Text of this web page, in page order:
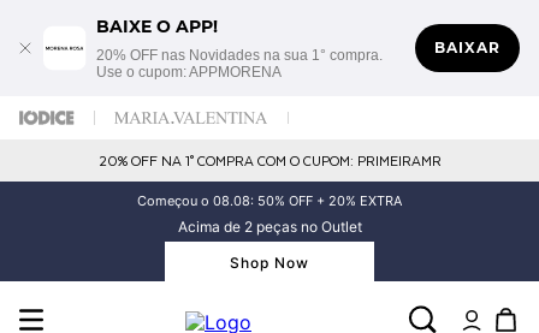
BAIXE O APP!
20% OFF nas Novidades na sua 1° compra.
Use o cupom: APPMORENA
BAIXAR
20% OFF NA 1° COMPRA COM O CUPOM: PRIMEIRAMR
Começou o 08.08: 50% OFF + 20% EXTRA
Acima de 2 peças no Outlet
Shop Now